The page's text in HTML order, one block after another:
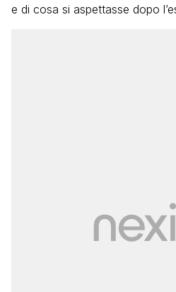
e di cosa si aspettasse dopo